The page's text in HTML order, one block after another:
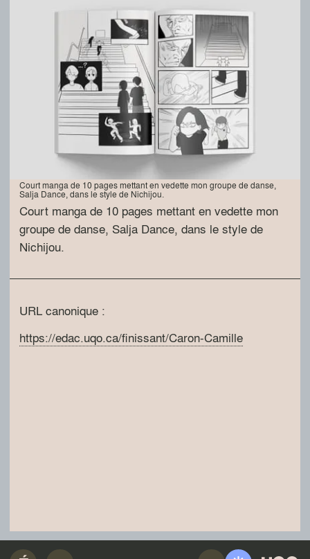
Court manga de 10 pages mettant en vedette mon groupe de danse,
Salja Dance, dans le style de Nichijou.
Court manga de 10 pages mettant en vedette mon
groupe de danse, Salja Dance, dans le style de
Nichijou.
URL canonique :
https://edac.uqo.ca/finissant/Caron-Camille